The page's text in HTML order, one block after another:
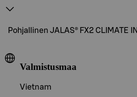
Pohjallinen JALAS® FX2 CLIMATE
Valmistusmaa
Vietnam